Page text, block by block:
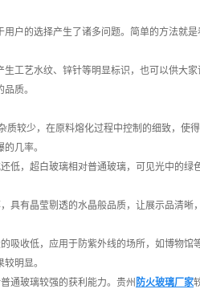
户的选择产生了诸多问题。简单的方法就
工艺水纹、锌针等明显标识，也可以供大家
质。
较少，在原料熔化过程中控制的细致，使
几率。
低，超白玻璃相对普通玻璃，可见光中的绿
具有晶莹剔透的水晶般品质，让展示品清晰
吸收低，应用于防紫外线的场所，如博物馆
明显。
通玻璃较强的获利能力。贵州 防火玻璃厂家